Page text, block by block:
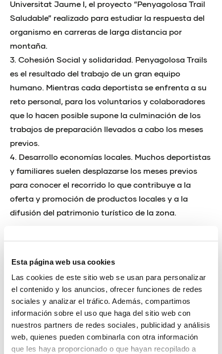
Esta página web usa cookies
Las cookies de este sitio web se usan para personalizar
el contenido y los anuncios, ofrecer funciones de redes
sociales y analizar el tráfico. Además, compartimos
información sobre el uso que haga del sitio web con
nuestros partners de redes sociales, publicidad y análisis
web, quienes pueden combinarla con otra información
que les haya proporcionado o que hayan recopilado a
Universitat Jaume I, el proyecto “Penyagolosa Trail
Saludable” realizado para estudiar la respuesta del
organismo en carreras de larga distancia por
montaña.
3. Cohesión Social y solidaridad. Penyagolosa Trails
es el resultado del trabajo de un gran equipo
humano. Mientras cada deportista se enfrenta a su
reto personal, para los voluntarios y colaboradores
que lo hacen posible supone la culminación de los
trabajos de preparación llevados a cabo los meses
previos.
4. Desarrollo economías locales. Muchos deportistas
y familiares suelen desplazarse los meses previos
para conocer el recorrido lo que contribuye a la
oferta y promoción de productos locales y a la
difusión del patrimonio turístico de la zona.
Este año hemos alcanzado el límite máximo de
corredores que tenemos permitido. Con una
demanda de casi 4.000 corredores muy superior a
las plazas disponibles (2.100 dorsales), nos ha
obligado a implantar un sistema de preinscripción
previa y sorteo, ante notario, de las plazas
disponibles entre todos los preinscritos.